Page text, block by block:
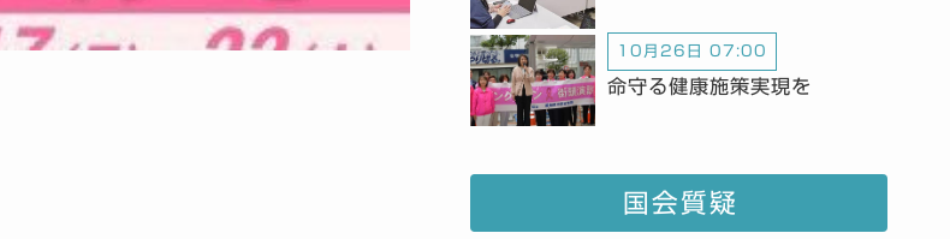
10月26日 07:00
命守る健康施策実現を
国会質疑